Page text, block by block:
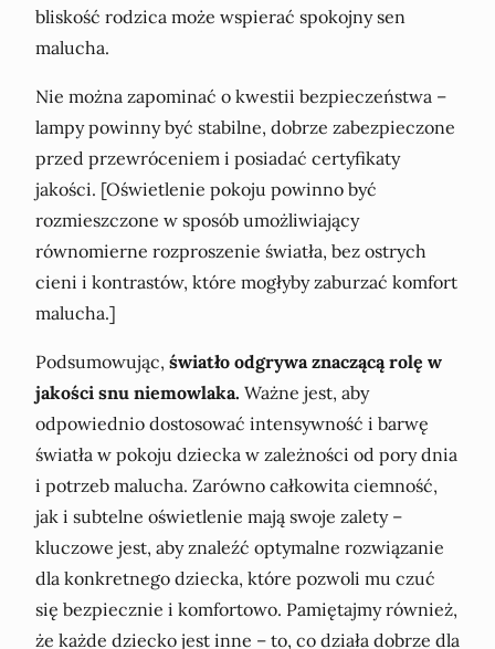
bliskość rodzica może wspierać spokojny sen
malucha.
Nie można zapominać o kwestii bezpieczeństwa –
lampy powinny być stabilne, dobrze zabezpieczone
przed przewróceniem i posiadać certyfikaty
jakości. [Oświetlenie pokoju powinno być
rozmieszczone w sposób umożliwiający
równomierne rozproszenie światła, bez ostrych
cieni i kontrastów, które mogłyby zaburzać komfort
malucha.]
Podsumowując, światło odgrywa znaczącą rolę w
jakości snu niemowlaka. Ważne jest, aby
odpowiednio dostosować intensywność i barwę
światła w pokoju dziecka w zależności od pory dnia
i potrzeb malucha. Zarówno całkowita ciemność,
jak i subtelne oświetlenie mają swoje zalety –
kluczowe jest, aby znaleźć optymalne rozwiązanie
dla konkretnego dziecka, które pozwoli mu czuć
się bezpiecznie i komfortowo. Pamiętajmy również,
że każde dziecko jest inne – to, co działa dobrze dla